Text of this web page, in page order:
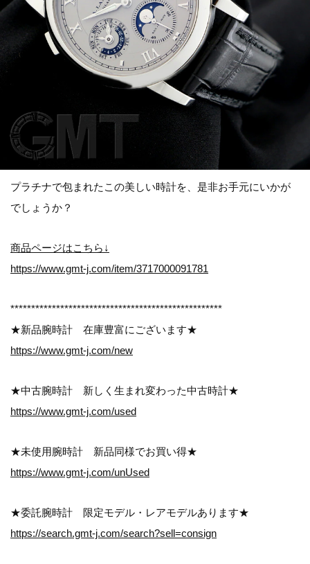
プラチナで包まれたこの美しい時計を、是非お手元にいかが
でしょうか？
商品ページはこちら↓
https://www.gmt-j.com/item/3717000091781
***************************************************
★新品腕時計 在庫豊富にございます★
https://www.gmt-j.com/new
★中古腕時計 新しく生まれ変わった中古時計★
https://www.gmt-j.com/used
★未使用腕時計 新品同様でお買い得★
https://www.gmt-j.com/unUsed
★委託腕時計 限定モデル・レアモデルあります★
https://search.gmt-j.com/search?sell=consign